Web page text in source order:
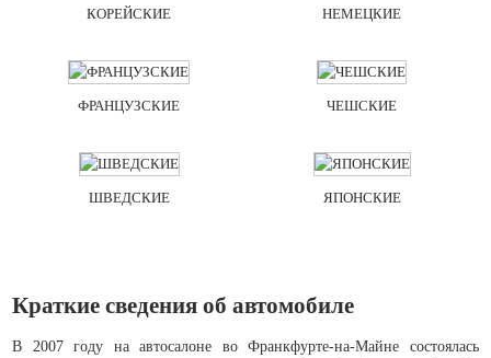
КОРЕЙСКИЕ НЕМЕЦКИЕ
ФРАНЦУЗСКИЕ ЧЕШСКИЕ
ШВЕДСКИЕ ЯПОНСКИЕ
Краткие сведения об автомобиле
В 2007 году на автосалоне во Франкфурте-на-Майне состоялась